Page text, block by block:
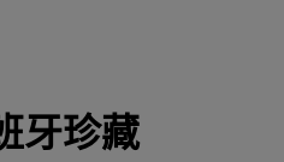
牙珍藏